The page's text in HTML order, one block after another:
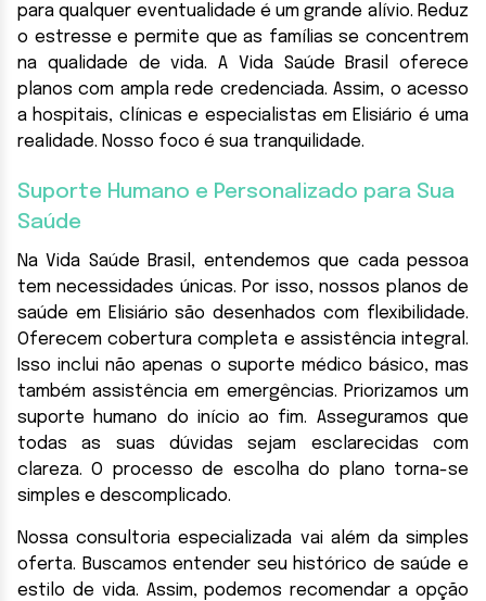
para qualquer eventualidade é um grande alívio. Reduz
o estresse e permite que as famílias se concentrem
na qualidade de vida. A Vida Saúde Brasil oferece
planos com ampla rede credenciada. Assim, o acesso
a hospitais, clínicas e especialistas em Elisiário é uma
realidade. Nosso foco é sua tranquilidade.
Suporte Humano e Personalizado para Sua
Saúde
Na Vida Saúde Brasil, entendemos que cada pessoa
tem necessidades únicas. Por isso, nossos planos de
saúde em Elisiário são desenhados com flexibilidade.
Oferecem cobertura completa e assistência integral.
Isso inclui não apenas o suporte médico básico, mas
também assistência em emergências. Priorizamos um
suporte humano do início ao fim. Asseguramos que
todas as suas dúvidas sejam esclarecidas com
clareza. O processo de escolha do plano torna-se
simples e descomplicado.
Nossa consultoria especializada vai além da simples
oferta. Buscamos entender seu histórico de saúde e
estilo de vida. Assim, podemos recomendar a opção